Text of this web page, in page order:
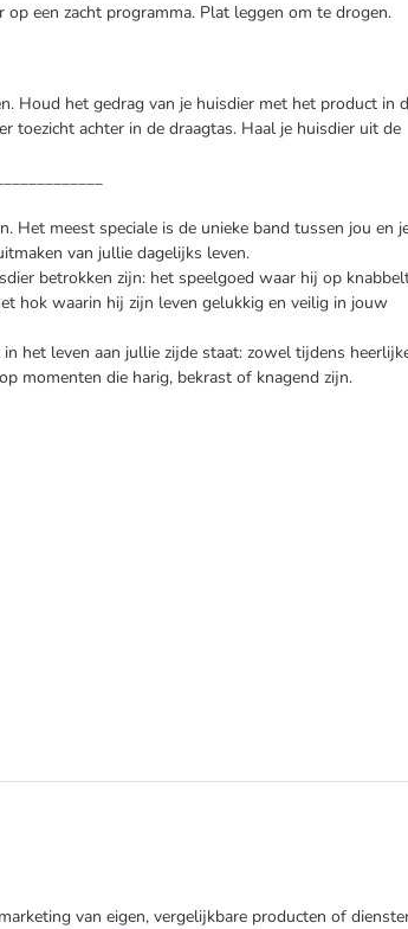
een zacht programma. Plat leggen om te drogen.
Houd het gedrag van je huisdier met het product in
toezicht achter in de draagtas. Haal je huisdier uit de
Het meest speciale is de unieke band tussen jou en
van jullie dagelijks leven.
betrokken zijn: het speelgoed waar hij op
hok waarin hij zijn leven gelukkig en veilig in jouw
het leven aan jullie zijde staat: zowel tijdens
momenten die harig, bekrast of knagend zijn.
van eigen, vergelijkbare producten of